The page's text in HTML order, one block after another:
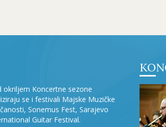
okriljem Koncertne sezone
se i festivali Majske Muzičke
Sonemus Fest, Sarajevo
Guitar Festival.